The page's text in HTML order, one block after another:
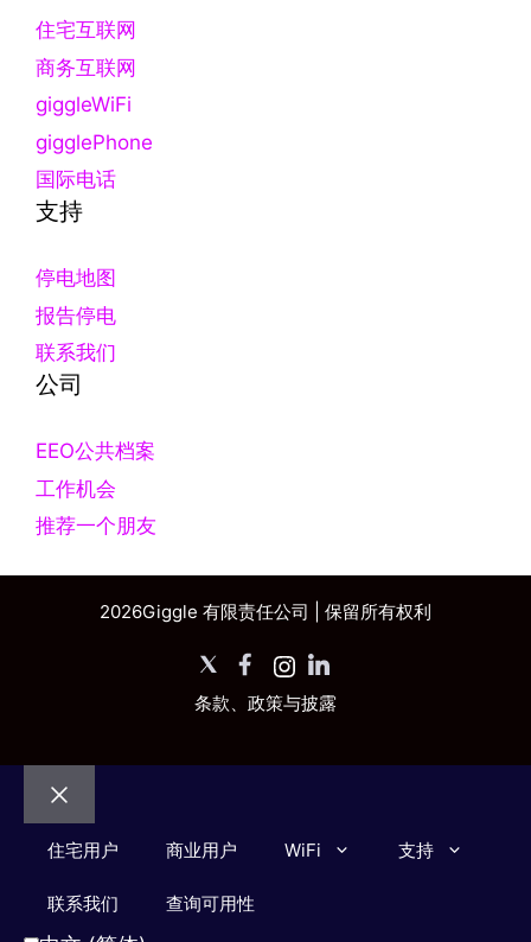
住宅互联网
商务互联网
giggleWiFi
gigglePhone
国际电话
支持
停电地图
报告停电
联系我们
公司
EEO公共档案
工作机会
推荐一个朋友
2026Giggle 有限责任公司 | 保留所有权利
X 脸书 Instagram
领英
条款、政策与披露
关
闭
住宅用户 商业用户 WiFi 支持
联系我们 查询可用性